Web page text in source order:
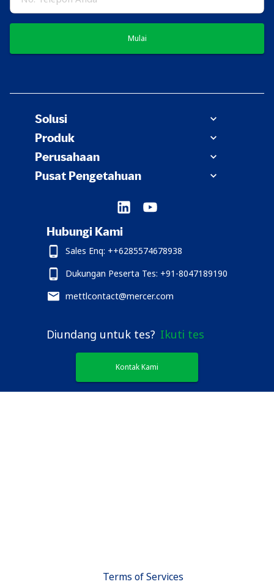
Mulai
Solusi
Produk
Perusahaan
Pusat Pengetahuan
Hubungi Kami
Sales Enq: ++6285574678938
Dukungan Peserta Tes: +91-8047189190
mettlcontact@mercer.com
Diundang untuk tes? Ikuti tes
Kontak Kami
Terms of Services